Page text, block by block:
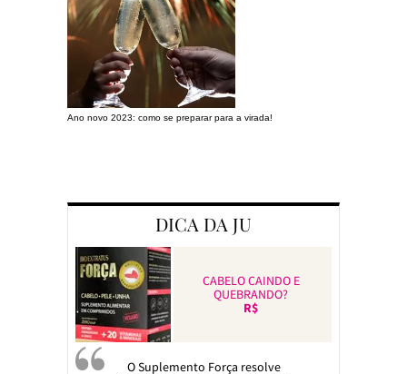
Ano novo 2023: como se preparar para a virada!
DICA DA JU
CABELO CAINDO E
QUEBRANDO?
R$
O Suplemento Força resolve